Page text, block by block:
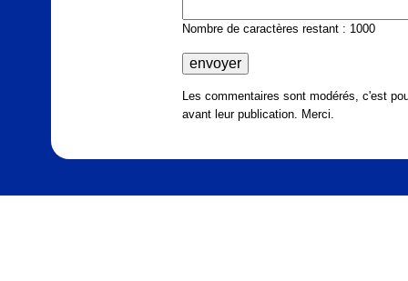
Nombre de caractères restant : 1000
Les commentaires sont modérés, c'est
avant leur publication. Merci.